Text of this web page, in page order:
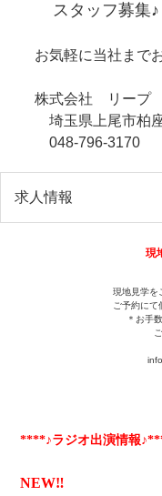
スタッフ募集♪
お気軽に当社まで
株式会社 リープ
埼玉県上尾市柏
048-796-3170
求人情報
現
現地見学を
ご予約にて
＊お手
****♪ラジオ出演情報
NEW‼